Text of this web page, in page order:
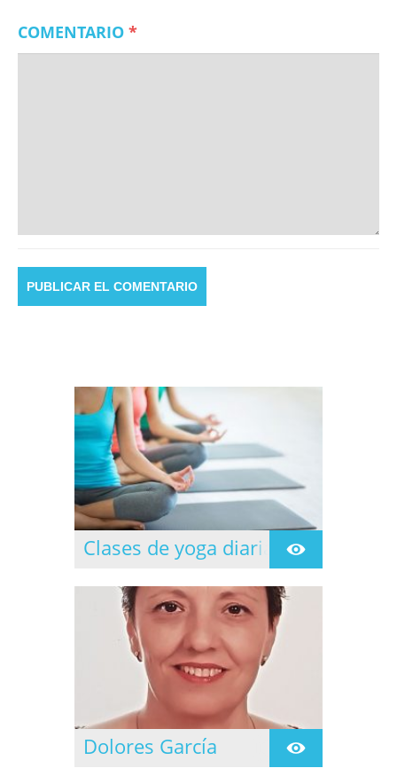
COMENTARIO *
Clases de yoga diarias
los días de lunes a
jueves.
Dolores García